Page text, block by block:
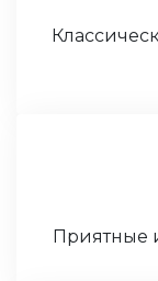
Приятные